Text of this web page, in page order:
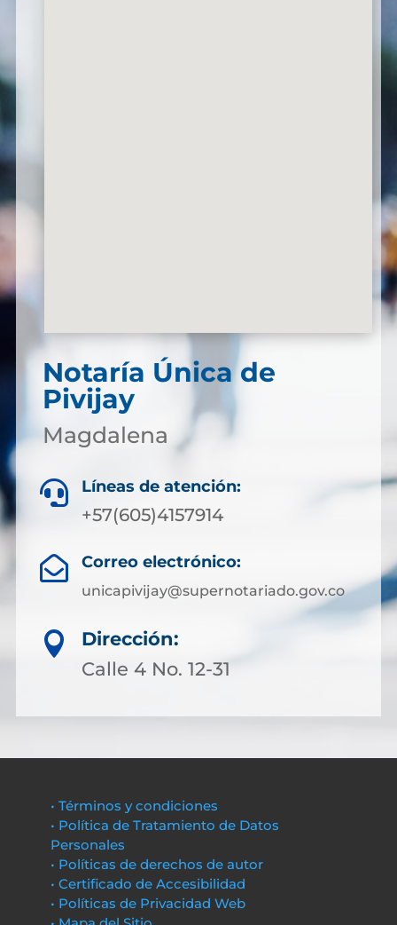
Notaría Única de
Pivijay
Magdalena
 Líneas de atención:
+57(605)4157914
 Correo electrónico:
unicapivijay@supernotariado.gov.co

Dirección:
Calle 4 No. 12-31
• Términos y condiciones
• Política de Tratamiento de Datos
Personales
• Políticas de derechos de autor
• Certificado de Accesibilidad
• Políticas de Privacidad Web